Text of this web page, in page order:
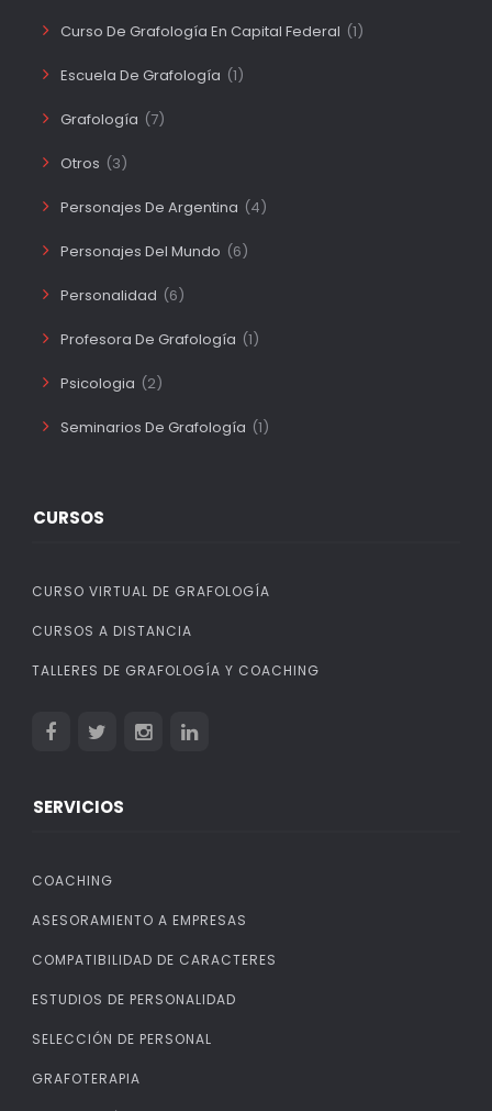
Curso De Grafología En Capital Federal (1)
Escuela De Grafología (1)
Grafología (7)
Otros (3)
Personajes De Argentina (4)
Personajes Del Mundo (6)
Personalidad (6)
Profesora De Grafología (1)
Psicologia (2)
Seminarios De Grafología (1)
CURSOS
CURSO VIRTUAL DE GRAFOLOGÍA
CURSOS A DISTANCIA
TALLERES DE GRAFOLOGÍA Y COACHING
SERVICIOS
COACHING
ASESORAMIENTO A EMPRESAS
COMPATIBILIDAD DE CARACTERES
ESTUDIOS DE PERSONALIDAD
SELECCIÓN DE PERSONAL
GRAFOTERAPIA